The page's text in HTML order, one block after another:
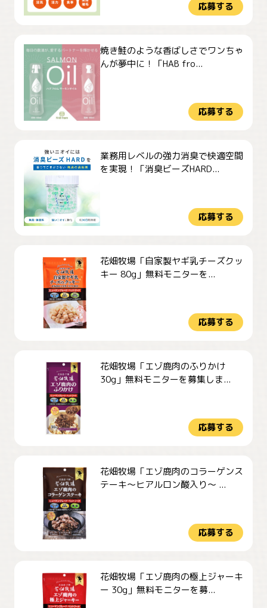
応募する
焼き鮭のような香ばしさでワンちゃ
んが夢中に！「HAB fro...
応募する
業務用レベルの強力消臭で快適空間
を実現！「消臭ビーズHARD...
応募する
花畑牧場「自家製ヤギ乳チーズクッ
キー 80g」無料モニターを...
応募する
花畑牧場「エゾ鹿肉のふりかけ
30g」無料モニターを募集しま...
応募する
花畑牧場「エゾ鹿肉のコラーゲンス
テーキ～ヒアルロン酸入り～ ...
応募する
花畑牧場「エゾ鹿肉の極上ジャーキ
ー 30g」無料モニターを募...